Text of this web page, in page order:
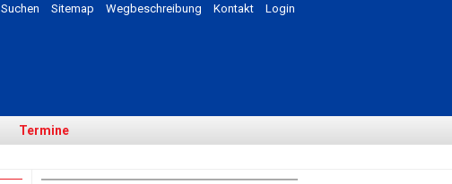
Login
Kontakt
Wegbeschreibung
Sitemap
Suchen
Termine